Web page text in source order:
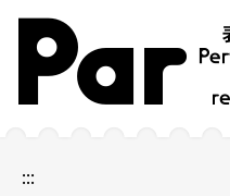
跳到主要內容區塊
網站導覽
:::